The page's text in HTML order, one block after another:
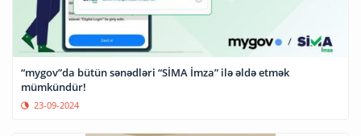
“mygov”da bütün sənədləri “SİMA İmza” ilə əldə etmək
mümkündür!
23-09-2024